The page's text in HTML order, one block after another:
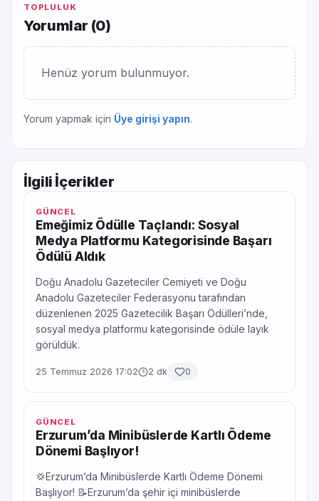
TOPLULUK
Yorumlar (0)
Henüz yorum bulunmuyor.
Yorum yapmak için Üye girişi yapın.
İlgili İçerikler
GÜNCEL
Emeğimiz Ödülle Taçlandı: Sosyal
Medya Platformu Kategorisinde Başarı
Ödülü Aldık
Doğu Anadolu Gazeteciler Cemiyeti ve Doğu
Anadolu Gazeteciler Federasyonu tarafından
düzenlenen 2025 Gazetecilik Başarı Ödülleri’nde,
sosyal medya platformu kategorisinde ödüle layık
görüldük.
25 Temmuz 2026 17:02 2 dk 0
GÜNCEL
Erzurum’da Minibüslerde Kartlı Ödeme
Dönemi Başlıyor!
💢Erzurum’da Minibüslerde Kartlı Ödeme Dönemi
Başlıyor! 📝Erzurum’da şehir içi minibüslerde